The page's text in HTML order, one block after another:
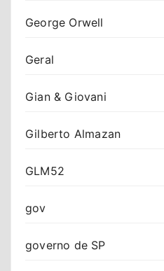
George Orwell
Geral
Gian & Giovani
Gilberto Almazan
GLM52
gov
governo de SP